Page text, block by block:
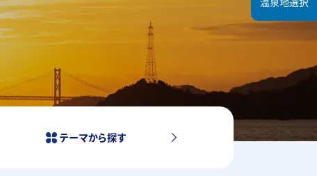
テーマから探す